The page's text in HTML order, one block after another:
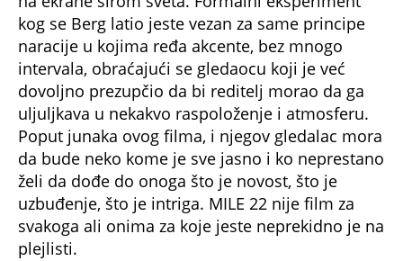
kog se Berg latio jeste vezan za same principe
naracije u kojima ređa akcente, bez mnogo
intervala, obraćajući se gledaocu koji je već
dovoljno prezupčio da bi reditelj morao da ga
uljuljkava u nekakvo raspoloženje i atmosferu.
Poput junaka ovog filma, i njegov gledalac mora
da bude neko kome je sve jasno i ko neprestano
želi da dođe do onoga što je novost, što je
uzbuđenje, što je intriga. MILE 22 nije film za
svakoga ali onima za koje jeste neprekidno je na
plejlisti.